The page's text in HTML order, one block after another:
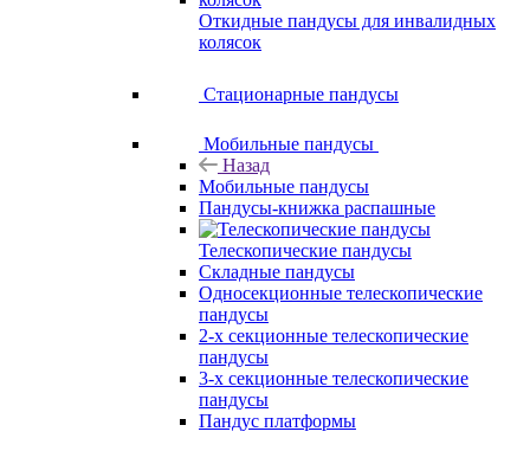
Откидные пандусы для инвалидных
колясок
Стационарные пандусы
Мобильные пандусы
Назад
Мобильные пандусы
Пандусы-книжка распашные
Телескопические пандусы
Складные пандусы
Односекционные телескопические
пандусы
2-х секционные телескопические
пандусы
3-х секционные телескопические
пандусы
Пандус платформы